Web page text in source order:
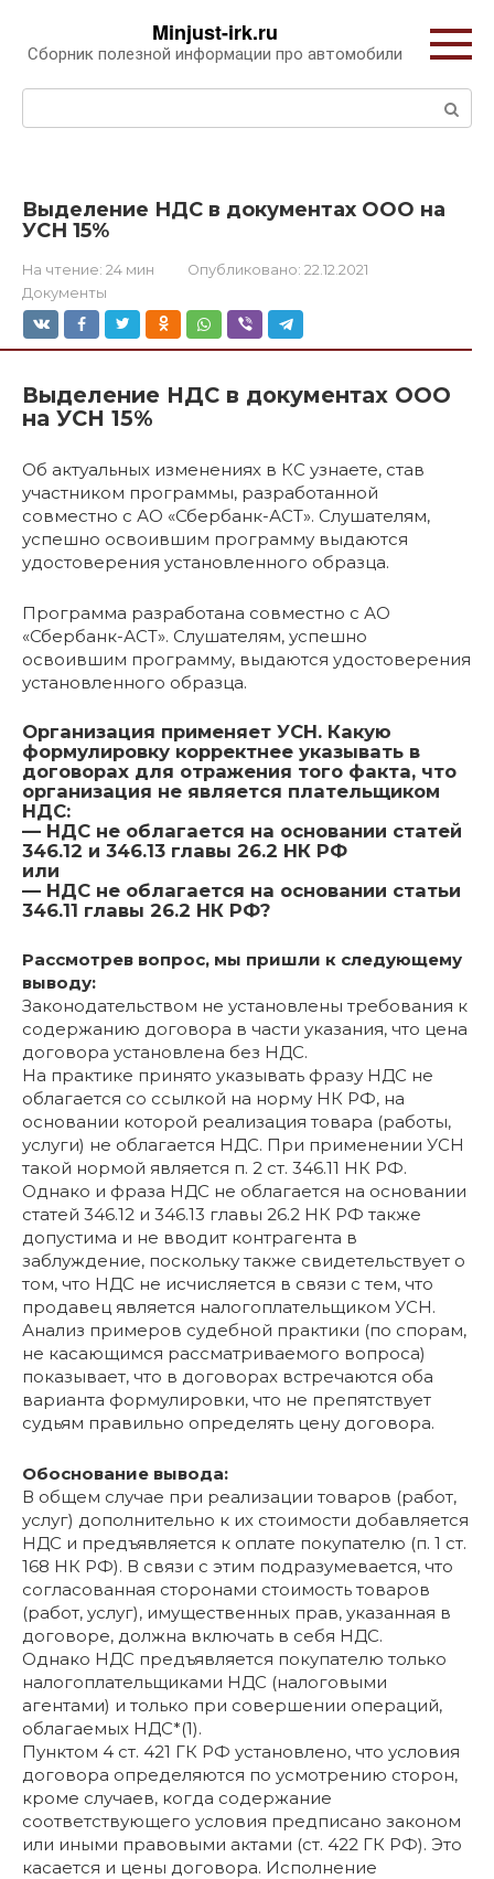
контенту
Minjust-irk.ru
Сборник полезной информации про автомобили
Выделение НДС в документах ООО на
УСН 15%
На чтение: 24 мин Опубликовано: 22.12.2021
Документы
Выделение НДС в документах ООО
на УСН 15%
Об актуальных изменениях в КС узнаете, став
участником программы, разработанной
совместно с АО «Сбербанк-АСТ». Слушателям,
успешно освоившим программу выдаются
удостоверения установленного образца.
Программа разработана совместно с АО
«Сбербанк-АСТ». Слушателям, успешно
освоившим программу, выдаются удостоверения
установленного образца.
Организация применяет УСН. Какую
формулировку корректнее указывать в
договорах для отражения того факта, что
организация не является плательщиком
НДС:
— НДС не облагается на основании статей
346.12 и 346.13 главы 26.2 НК РФ
или
— НДС не облагается на основании статьи
346.11 главы 26.2 НК РФ?
Рассмотрев вопрос, мы пришли к следующему
выводу:
Законодательством не установлены требования к
содержанию договора в части указания, что цена
договора установлена без НДС.
На практике принято указывать фразу НДС не
облагается со ссылкой на норму НК РФ, на
основании которой реализация товара (работы,
услуги) не облагается НДС. При применении УСН
такой нормой является п. 2 ст. 346.11 НК РФ.
Однако и фраза НДС не облагается на основании
статей 346.12 и 346.13 главы 26.2 НК РФ также
допустима и не вводит контрагента в
заблуждение, поскольку также свидетельствует о
том, что НДС не исчисляется в связи с тем, что
продавец является налогоплательщиком УСН.
Анализ примеров судебной практики (по спорам,
не касающимся рассматриваемого вопроса)
показывает, что в договорах встречаются оба
варианта формулировки, что не препятствует
судьям правильно определять цену договора.
Обоснование вывода:
В общем случае при реализации товаров (работ,
услуг) дополнительно к их стоимости добавляется
НДС и предъявляется к оплате покупателю (п. 1 ст.
168 НК РФ). В связи с этим подразумевается, что
согласованная сторонами стоимость товаров
(работ, услуг), имущественных прав, указанная в
договоре, должна включать в себя НДС.
Однако НДС предъявляется покупателю только
налогоплательщиками НДС (налоговыми
агентами) и только при совершении операций,
облагаемых НДС*(1).
Пунктом 4 ст. 421 ГК РФ установлено, что условия
договора определяются по усмотрению сторон,
кроме случаев, когда содержание
соответствующего условия предписано законом
или иными правовыми актами (ст. 422 ГК РФ). Это
касается и цены договора. Исполнение